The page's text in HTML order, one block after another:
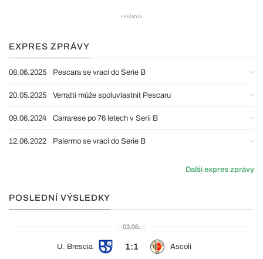
EXPRES ZPRÁVY
08.06.2025 Pescara se vrací do Serie B
20.05.2025 Verratti může spoluvlastnit Pescaru
09.06.2024 Carrarese po 76 letech v Serii B
12.06.2022 Palermo se vrací do Serie B
Další expres zprávy
POSLEDNÍ VÝSLEDKY
03.06.
U. Brescia 1:1 Ascoli